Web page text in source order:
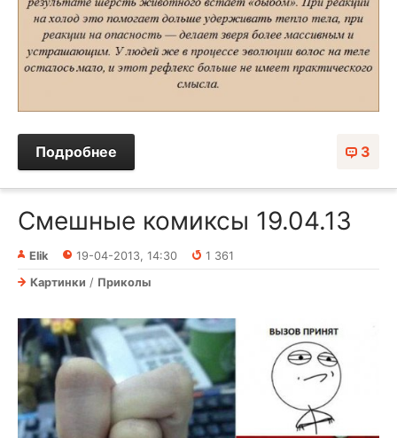
3
Подробнее
Смешные комиксы 19.04.13
Elik 19-04-2013, 14:30
1 361
Картинки / Приколы